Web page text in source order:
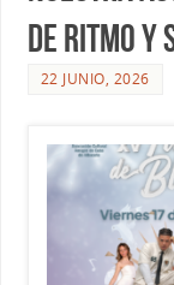
de ritmo y
22 JUNIO, 2026